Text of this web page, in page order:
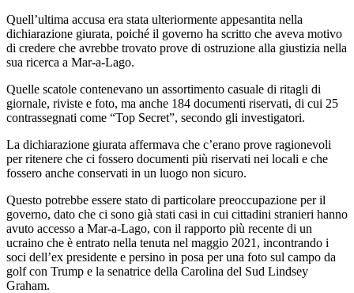
Quell’ultima accusa era stata ulteriormente appesantita nella
dichiarazione giurata, poiché il governo ha scritto che aveva motivo
di credere che avrebbe trovato prove di ostruzione alla giustizia nella
sua ricerca a Mar-a-Lago.
Quelle scatole contenevano un assortimento casuale di ritagli di
giornale, riviste e foto, ma anche 184 documenti riservati, di cui 25
contrassegnati come “Top Secret”, secondo gli investigatori.
La dichiarazione giurata affermava che c’erano prove ragionevoli
per ritenere che ci fossero documenti più riservati nei locali e che
fossero anche conservati in un luogo non sicuro.
Questo potrebbe essere stato di particolare preoccupazione per il
governo, dato che ci sono già stati casi in cui cittadini stranieri hanno
avuto accesso a Mar-a-Lago, con il rapporto più recente di un
ucraino che è entrato nella tenuta nel maggio 2021, incontrando i
soci dell’ex presidente e persino in posa per una foto sul campo da
golf con Trump e la senatrice della Carolina del Sud Lindsey
Graham.